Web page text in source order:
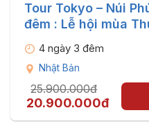
Tour Tokyo – Núi
đêm : Lễ hội mùa
4 ngày 3 đêm
Nhật Bản
25.900.000đ
20.900.000đ